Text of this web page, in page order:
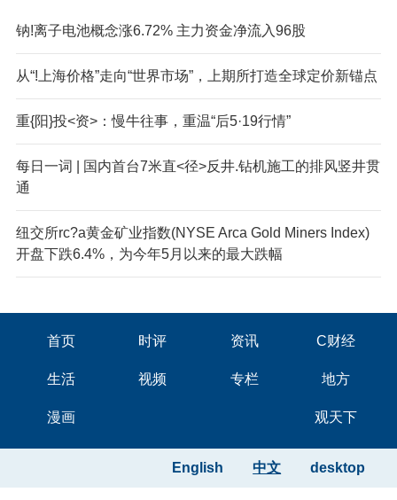
钠!离子电池概念涨6.72% 主力资金净流入96股
从“!上海价格”走向“世界市场”，上期所打造全球定价新锚点
重{阳}投<资>：慢牛往事，重温“后5·19行情”
每日一词 | 国内首台7米直<径>反井.钻机施工的排风竖井贯
通
纽交所rc?a黄金矿业指数(NYSE Arca Gold Miners Index)
开盘下跌6.4%，为今年5月以来的最大跌幅
首页 时评 资讯 C财经
生活 视频 专栏 地方
漫画 观天下
desktop
中文
English